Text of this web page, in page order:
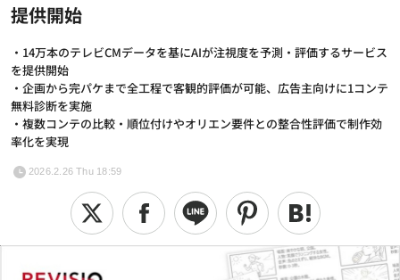
提供開始
・14万本のテレビCMデータを基にAIが注視度を予測・評価するサービス
を提供開始
・企画から完パケまで全工程で客観的評価が可能、広告主向けに1コンテ
無料診断を実施
・複数コンテの比較・順位付けやオリエン要件との整合性評価で制作効
率化を実現
2026.2.26 Thu 18:59